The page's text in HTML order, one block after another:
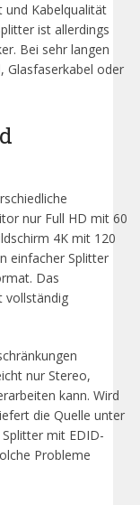
und Kabelqualität
ist allerdings
Bei sehr langen
Glasfaserkabel oder
nur Full HD mit 60
4K mit 120
einfacher Splitter
Das
vollständig
nur Stereo,
kann. Wird
die Quelle unter
mit EDID-
Probleme